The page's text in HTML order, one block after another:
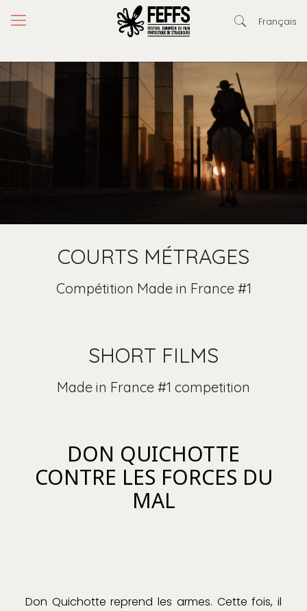
Français
COURTS MÉTRAGES
Compétition Made in France #1
SHORT FILMS
Made in France #1 competition
DON QUICHOTTE
CONTRE LES FORCES DU
MAL
Don Quichotte reprend les armes. Cette fois, il